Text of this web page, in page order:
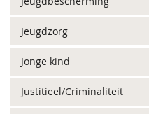
Jeugdzorg
Jonge kind
Justitieel/Criminaliteit